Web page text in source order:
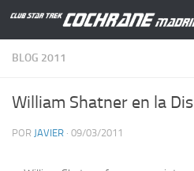
Saltar al contenido
BLOG 2011
William Shatner en la
POR JAVIER · 09/03/2011